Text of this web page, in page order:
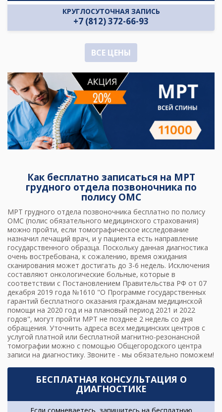
КРУГЛОСУТОЧНАЯ ЗАПИСЬ
+7 (812) 372-66-93
ВСЕ ЦЕНЫ
Как бесплатно записаться на МРТ
грудного отдела позвоночника по
полису ОМС
МРТ грудного отдела позвоночника бесплатно по полису
ОМС (полис обязательного медицинского страхования)
можно пройти, если томографическое исследование
назначил лечащий врач, и у пациента есть направление
государственного образца. Поскольку данная диагностика
очень востребована, к сожалению, время ожидания
сканирования может достигать до 3-6 недель. Исключения
составляют онкологические больные, которые в
соответствии с Постановлением Правительства РФ от 07
декабря 2019 года №1610 "О Программе государственных
гарантий бесплатного оказания гражданам медицинской
помощи на 2020 год и на плановый период 2021 и 2022
годов", могут пройти МРТ не позднее 2 недель со дня
обращения. Уточнить адреса всех медицинских центров с
услугой платной или бесплатной магнитно-резонансной
томографии можно с помощью Общегородского центра
записи на диагностику. Звоните - мы обязательно поможем!
БЕСПЛАТНАЯ КОНСУЛЬТАЦИЯ О
ДИАГНОСТИКЕ